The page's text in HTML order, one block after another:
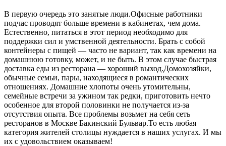
В первую очередь это занятые люди.Офисные работники
подчас проводят больше времени в кабинетах, чем дома.
Естественно, питаться в этот период необходимо для
поддержки сил и умственной деятельности. Брать с собой
контейнеры с пищей ― часто не вариант, так как времени на
домашнюю готовку, может, и не быть. В этом случае быстрая
доставка еды из ресторана ― хороший выход.Домохозяйки,
обычные семьи, пары, находящиеся в романтических
отношениях. Домашние хлопоты очень утомительны,
семейные встречи за ужином так редки, приготовить нечто
особенное для второй половинки не получается из-за
отсутствия опыта. Все проблемы возьмет на себя сеть
ресторанов в Москве Бакинский Бульвар.То есть любая
категория жителей столицы нуждается в наших услугах. И мы
их с удовольствием оказываем!